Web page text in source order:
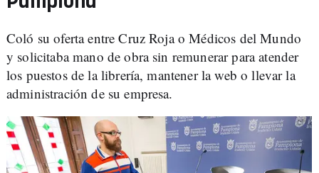
Coló su oferta entre Cruz Roja o Médicos del Mundo
y solicitaba mano de obra sin remunerar para atender
los puestos de la librería, mantener la web o llevar la
administración de su empresa.